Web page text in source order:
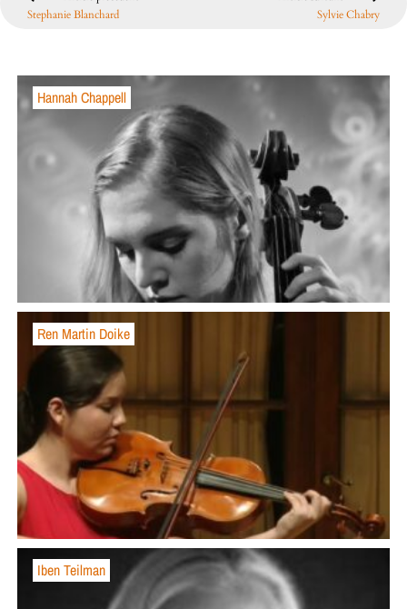
Stephanie Blanchard
Sylvie Chabry
Hannah Chappell
Ren Martin Doike
Iben Teilman